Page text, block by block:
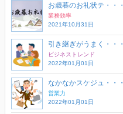
お歳暮のお礼状テ・・・
業務効率
2021年10月31日
引き継ぎがうまく・・・
ビジネストレンド
2022年01月01日
なかなかスケジュ・・・
営業力
2022年01月01日